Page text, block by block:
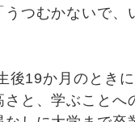
つむかないで
19か月のとき
と、学ぶことへ